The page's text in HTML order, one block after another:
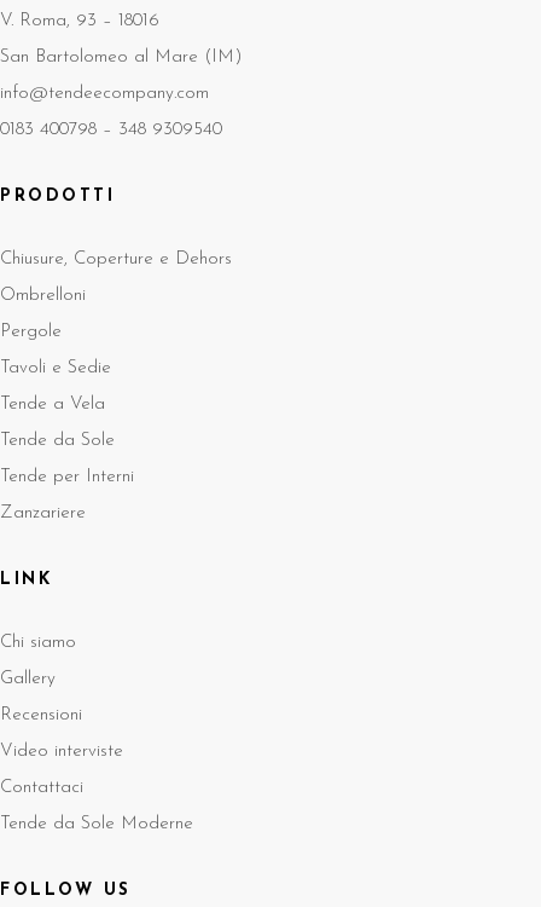
V. Roma, 93 – 18016
San Bartolomeo al Mare (IM)
info@tendeecompany.com
0183 400798 – 348 9309540
PRODOTTI
Chiusure, Coperture e Dehors
Ombrelloni
Pergole
Tavoli e Sedie
Tende a Vela
Tende da Sole
Tende per Interni
Zanzariere
LINK
Chi siamo
Gallery
Recensioni
Video interviste
Contattaci
Tende da Sole Moderne
FOLLOW US